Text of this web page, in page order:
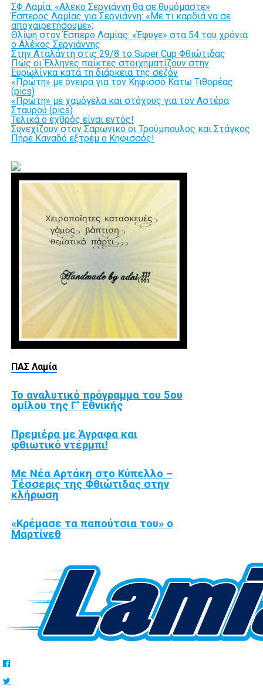
ΣΦ Λαμία: «Αλέκο Σεργιάννη θα σε θυμόμαστε»
Έσπερος Λαμίας για Σεργιάννη: «Με τι καρδιά να σε
αποχαιρετήσουμε»;
Θλίψη στον Έσπερο Λαμίας: «Έφυγε» στα 54 του χρόνια
ο Αλέκος Σεργιάννης
Στην Αταλάντη στις 29/8 το Super Cup Φθιώτιδας
Πώς οι Έλληνες παίκτες στοιχηματίζουν στην
Ευρωλίγκα κατά τη διάρκεια της σεζόν
«Πρώτη» με όνειρα για τον Κηφισσό Κάτω Τιθορέας
(pics)
«Πρώτη» με χαμόγελα και στόχους για τον Αστέρα
Σταυρού (pics)
Τελικά ο εχθρός είναι εντός!
Συνεχίζουν στον Σαρωνικό οι Τρούμπουλος και Στάγκος
Πήρε Καναδό εξτρέμ ο Κηφισσός!
ΠΑΣ Λαμία
Το αναλυτικό πρόγραμμα του 5ου
ομίλου της Γ’ Εθνικής
Πρεμιέρα με Άγραφα και
φθιωτικό ντέρμπι!
Με Νέα Αρτάκη στο Κύπελλο –
Τέσσερις της Φθιώτιδας στην
κλήρωση
«Κρέμασε τα παπούτσια του» ο
Μαρτίνεθ